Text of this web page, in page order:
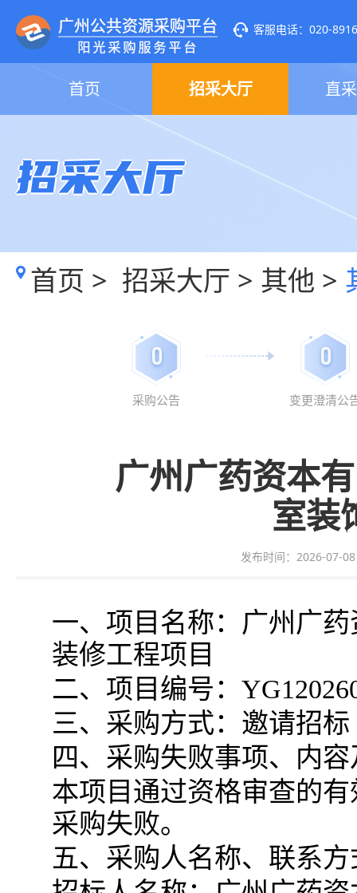
客服电话：020-
首页 招采大厅 直
招采大厅
首页 > 招采大厅 > 其他 >
0
采购公告
0
变更澄清公
广州广药资本
室装
发布时间：2026-07-
一、项目名称：广州广
装修工程项目
二、项目编号：
三、采购方式：邀请招标
四、采购失败事项、内
本项目通过资格审查的
采购失败。
五、采购人名称、联系方